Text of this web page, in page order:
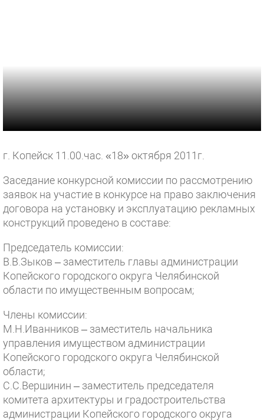
г. Копейск 11.00.час. «18» октября 2011г.
Заседание конкурсной комиссии по рассмотрению
заявок на участие в конкурсе на право заключения
договора на установку и эксплуатацию рекламных
конструкций проведено в составе:
Председатель комиссии:
В.В.Зыков – заместитель главы администрации
Копейского городского округа Челябинской
области по имущественным вопросам;
Члены комиссии:
М.Н.Иванников – заместитель начальника
управления имуществом администрации
Копейского городского округа Челябинской
области;
С.С.Вершинин – заместитель председателя
комитета архитектуры и градостроительства
администрации Копейского городского округа